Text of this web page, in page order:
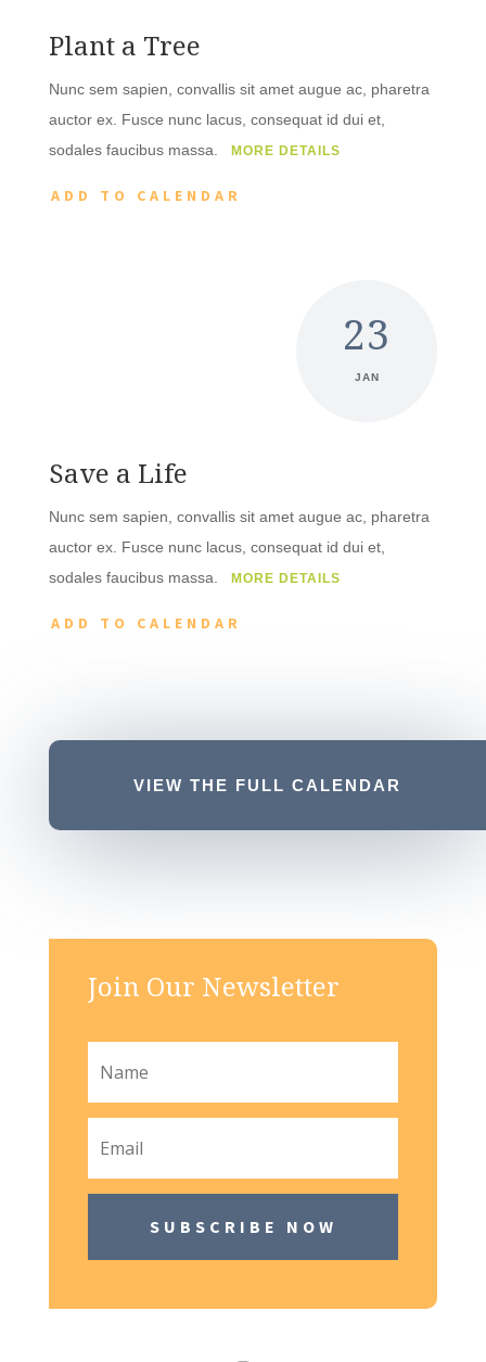
Plant a Tree
Nunc sem sapien, convallis sit amet augue ac, pharetra
auctor ex. Fusce nunc lacus, consequat id dui et,
sodales faucibus massa. MORE DETAILS
ADD TO CALENDAR
23
JAN
Save a Life
Nunc sem sapien, convallis sit amet augue ac, pharetra
auctor ex. Fusce nunc lacus, consequat id dui et,
sodales faucibus massa. MORE DETAILS
ADD TO CALENDAR
VIEW THE FULL CALENDAR
Join Our Newsletter
SUBSCRIBE NOW